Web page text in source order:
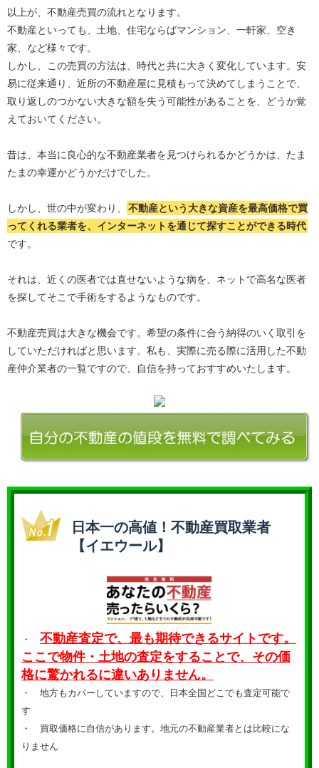
以上が、不動産売買の流れとなります。
不動産といっても、土地、住宅ならばマンション、一軒家、空き
家、など様々です。
しかし、この売買の方法は、時代と共に大きく変化しています。安
易に従来通り、近所の不動産屋に見積もって決めてしまうことで、
取り返しのつかない大きな額を失う可能性があることを、どうか覚
えておいてください。
昔は、本当に良心的な不動産業者を見つけられるかどうかは、たま
たまの幸運かどうかだけでした。
しかし、世の中が変わり、
不動産という大きな資産を最高価格で買
ってくれる業者を、インターネットを通じて探すことができる時代
です。
それは、近くの医者では直せないような病を、ネットで高名な医者
を探してそこで手術をするようなものです。
不動産売買は大きな機会です。希望の条件に合う納得のいく取引を
していただければと思います。私も、実際に売る際に活用した不動
産仲介業者の一覧ですので、自信を持っておすすめいたします。
日本一の高値！不動産買取業者
【イエウール】
・ 不動産査定で、最も期待できるサイトです。
ここで物件・土地の査定をすることで、その価
格に驚かれるに違いありません。
・ 地方もカバーしていますので、日本全国どこでも査定可能で
す
・ 買取価格に自信があります。地元の不動産業者とは比較にな
りません